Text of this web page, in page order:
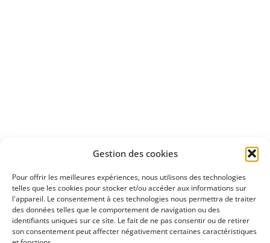
Gestion des cookies
Pour offrir les meilleures expériences, nous utilisons des technologies
telles que les cookies pour stocker et/ou accéder aux informations sur
l'appareil. Le consentement à ces technologies nous permettra de traiter
des données telles que le comportement de navigation ou des
identifiants uniques sur ce site. Le fait de ne pas consentir ou de retirer
son consentement peut affecter négativement certaines caractéristiques
Découvrez